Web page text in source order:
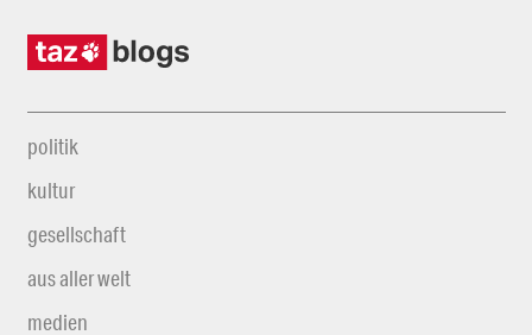
politik
kultur
gesellschaft
aus aller welt
medien